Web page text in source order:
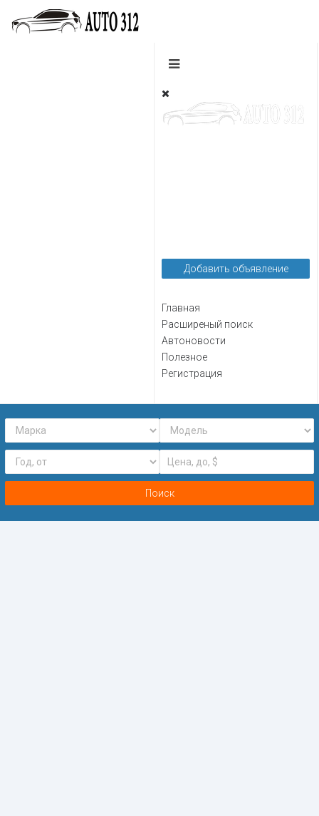
Добавить объявление
Главная
Расширеный поиск
Автоновости
Полезное
Регистрация
Поиск